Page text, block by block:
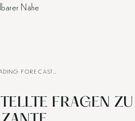
Nähe
FORECAST…
FRAGEN ZU